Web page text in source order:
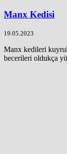
Manx Kedisi
19.05.2023
Manx kedileri
becerileri oldukça